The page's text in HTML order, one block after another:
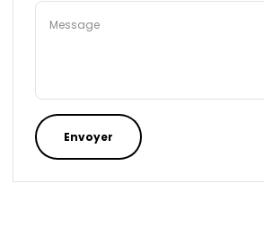
Message
Envoyer